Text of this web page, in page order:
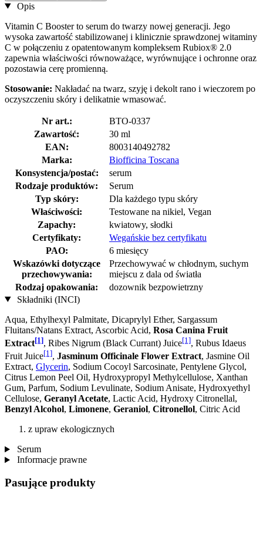
Opis
Vitamin C Booster to serum do twarzy nowej generacji. Jego
wysoka zawartość stabilizowanej i klinicznie sprawdzonej witaminy
C w połączeniu z opatentowanym kompleksem Rubiox® 2.0
zapewnia właściwości równoważące, wyrównujące i ochronne oraz
pozostawia cerę promienną.
Stosowanie: Nakładać na twarz, szyję i dekolt rano i wieczorem po
oczyszczeniu skóry i delikatnie wmasować.
Nr art.:
BTO-0337
Zawartość:
30 ml
EAN:
8003140492782
Marka:
Biofficina Toscana
Konsystencja/postać:
serum
Rodzaje produktów:
Serum
Typ skóry:
Dla każdego typu skóry
Właściwości:
Testowane na nikiel, Vegan
Zapachy:
kwiatowy, słodki
Certyfikaty:
Wegańskie bez certyfikatu
PAO:
6 miesięcy
Wskazówki dotyczące
przechowywania:
Przechowywać w chłodnym, suchym
miejscu z dala od światła
Rodzaj opakowania:
dozownik bezpowietrzny
Składniki (INCI)
Aqua, Ethylhexyl Palmitate, Dicaprylyl Ether, Sargassum
Fluitans/Natans Extract, Ascorbic Acid, Rosa Canina Fruit
Extract[1], Ribes Nigrum (Black Currant) Juice[1], Rubus Idaeus
Fruit Juice[1], Jasminum Officinale Flower Extract, Jasmine Oil
Extract, Glycerin, Sodium Cocoyl Sarcosinate, Pentylene Glycol,
Citrus Lemon Peel Oil, Hydroxypropyl Methylcellulose, Xanthan
Gum, Parfum, Sodium Levulinate, Sodium Anisate, Hydroxyethyl
Cellulose, Geranyl Acetate, Lactic Acid, Hydroxy Citronellal,
Benzyl Alcohol, Limonene, Geraniol, Citronellol, Citric Acid
z upraw ekologicznych
Serum
Informacje prawne
Pasujące produkty